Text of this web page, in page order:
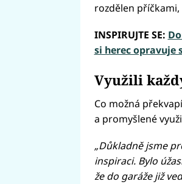
rozdělen
INSPIRUJTE SE:
si herec opravuje
Využili
Co možná
a promyšlené
„Důkladně jsme
inspiraci. Bylo
že do garáže již